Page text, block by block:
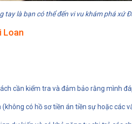
tay là bạn có thể đến vi vu khám phá xứ
Loan
cần kiểm tra và đảm bảo rằng mình
có hồ sơ tiền án tiền sự hoặc các